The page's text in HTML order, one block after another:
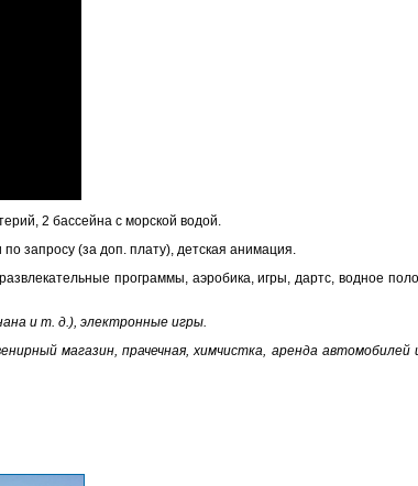
2 бассейна с морской водой.
запросу (за доп. плату), детская анимация.
программы, аэробика, игры, дартс, водное поло,
и т. д.), электронные игры.
магазин, прачечная, химчистка, аренда автомобилей